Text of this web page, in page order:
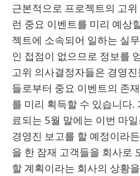
근본적으로 프로젝트의 고
런 중요 이벤트를 미리 예상
젝트에 소속되어 일하는 실
인 접점이 없으므로 정보를
고위 의사결정자들은 경영
들로부터 중요 이벤트의 존
를 미리 획득할 수 있습니다.
료되는 5월 말에는 이번 마
경영진 보고를 할 예정이라
을 한 잠재 고객들을 회사로
할 계획이라는 회사의 상황